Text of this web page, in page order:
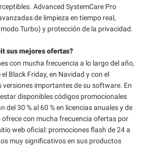
Advanced SystemCare Pro
de limpieza en tiempo real,
Turbo) y protección de la privacidad.
sus mejores ofertas?
con mucha frecuencia a lo largo del año,
Black Friday, en Navidad y con el
versiones importantes de su software. En
disponibles códigos promocionales
del 30 % al 60 % en licencias anuales y de
con mucha frecuencia ofertas por
web oficial: promociones flash de 24 a
muy significativos en sus productos